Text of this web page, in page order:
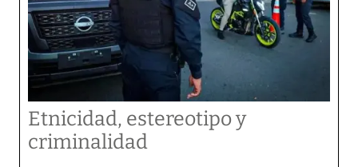
Etnicidad, estereotipo y
criminalidad